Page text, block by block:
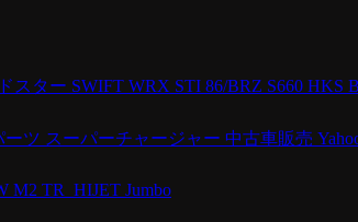
スター SWIFT WRX STI 86/BRZ S660 HKS
ーツ スーパーチャージャー 中古車販売
M2 TR_HIJET Jumbo